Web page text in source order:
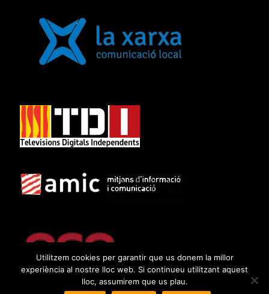
Utilitzem cookies per garantir que us donem la millor
experiència al nostre lloc web. Si continueu utilitzant aquest
lloc, assumirem que us plau.